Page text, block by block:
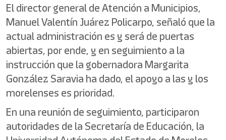
El director general de Atención a Municipios,
Manuel Valentín Juárez Policarpo, señaló que la
actual administración es y será de puertas
abiertas, por ende, y en seguimiento a la
instrucción que la gobernadora Margarita
González Saravia ha dado, el apoyo a las y los
morelenses es prioridad.
En una reunión de seguimiento, participaron
autoridades de la Secretaría de Educación, la